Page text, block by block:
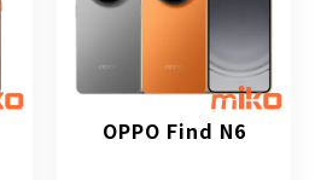
OPPO Find N6